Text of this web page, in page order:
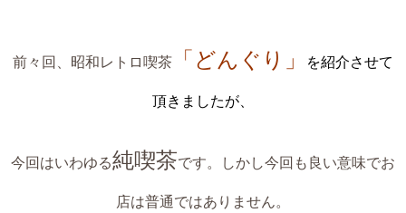
前々回、昭和レトロ喫茶 「どんぐり」 を紹介させて
頂きましたが、
今回はいわゆる純喫茶です。しかし今回も良い意味でお
店は普通ではありません。